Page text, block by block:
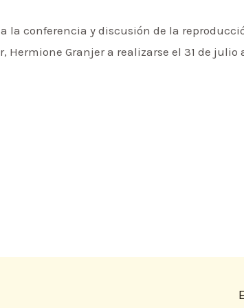
la conferencia y discusión de la
Granjer a realizarse el 31 de julio